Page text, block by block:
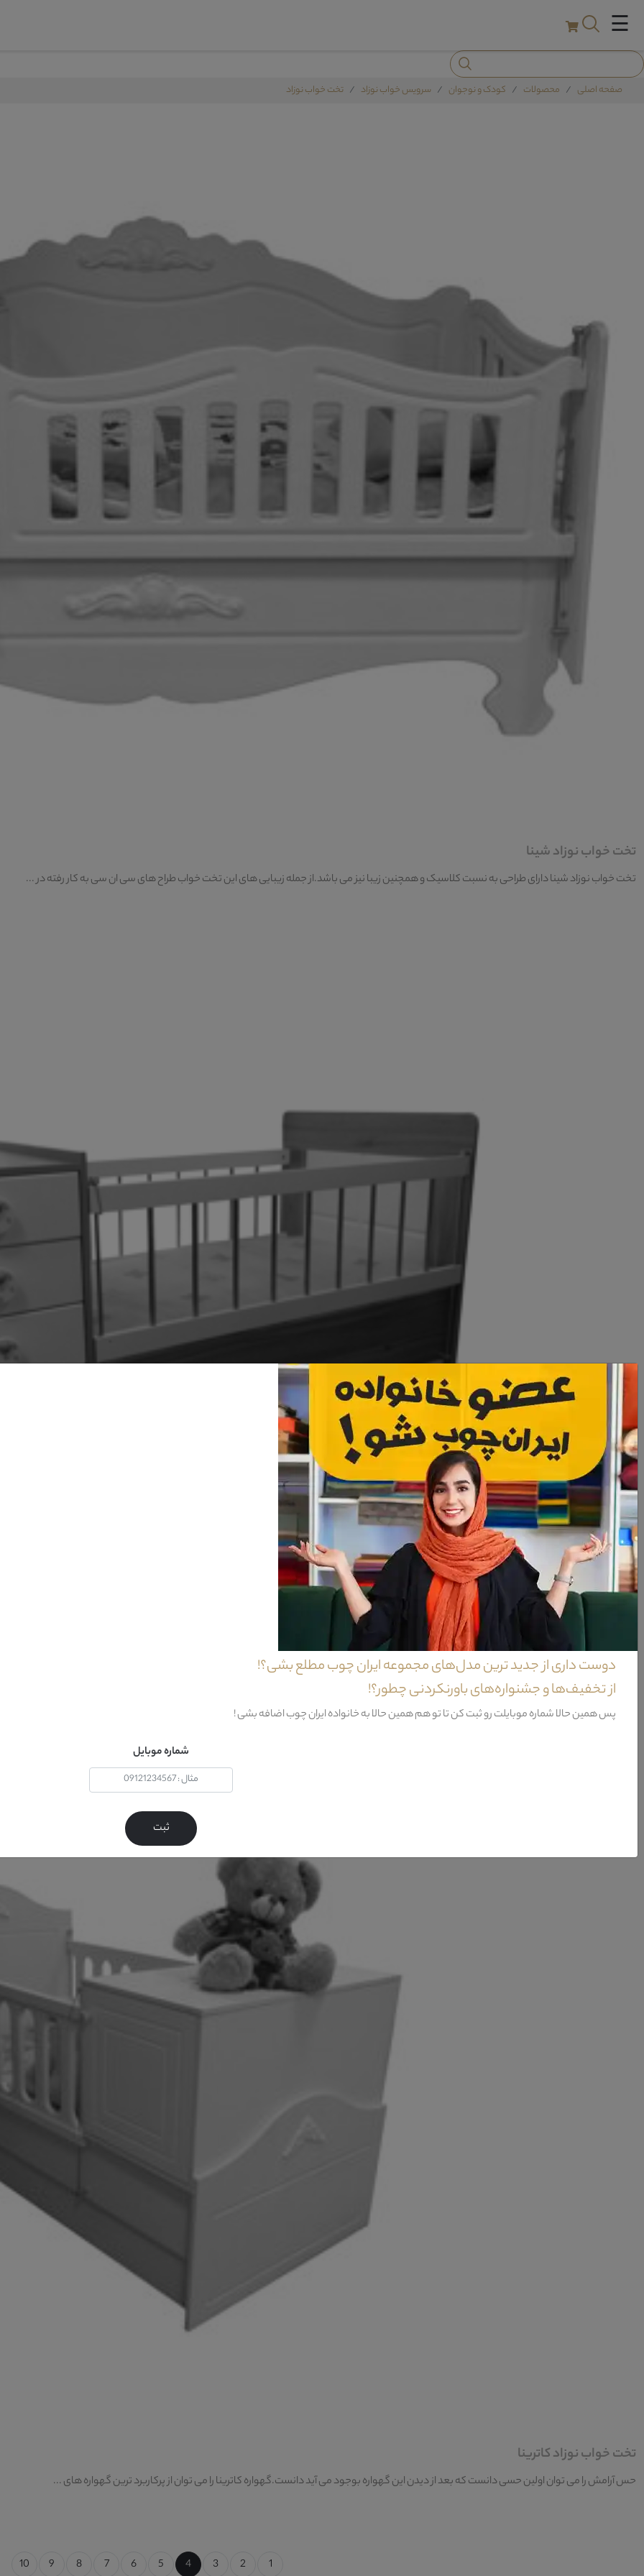
☰
صفحه اصلی محصولات کودک و نوجوان سرویس خواب نوزاد تخت خواب نوزاد
تخت خواب نوزاد شینا
تخت خواب نوزاد شینا دارای طراحی به نسبت کلاسیک و همچنین زیبا نیز می باشد.از جمله زیبایی های این تخت خواب طراح های سی ان سی به کار رفته در ...
تخت خواب نوزاد ریچ
مدرن و در عین حال با اصالت.ماده سازنده این گهواره ام دی اف وکیوم شده می باشد.این ام دی اف از هر گونه گاز سمی خطرناک برای نوزاد شما عاری ...
تخت خواب نوزاد کاترینا
حس آرامش را می توان اولین حسی دانست که بعد از دیدن این گهواره بوجود می آید دانست.گهواره کاترینا را می توان از پرکاربرد ترین گهواره های ...
1
2
3
4
5
6
7
8
9
10
دوست داری از جدید ترین مدل‌های مجموعه ایران چوب مطلع بشی؟!
از تخفیف‌ها و جشنواره‌های باورنکردنی چطور؟!
پس همین حالا شماره موبایلت رو ثبت کن تا تو هم همین حالا به خانواده ایران چوب اضافه بشی !
شماره موبایل
ثبت